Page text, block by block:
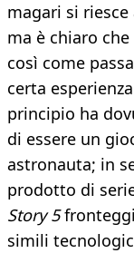
magari si
ma è chiaro
così come
certa
principio ha
di essere un
astronauta; in
prodotto di
Story 5
simili